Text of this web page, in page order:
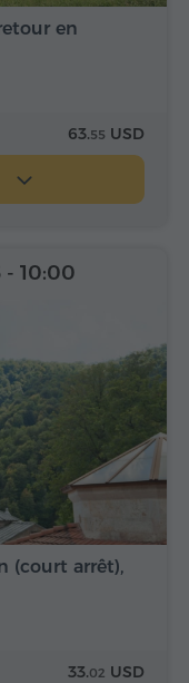
en
63.55 USD
(court arrêt),
- 10:00
33.02 USD